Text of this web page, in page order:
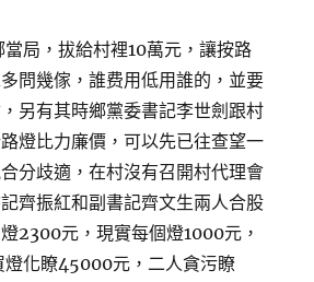
局，拔給村裡10萬元，讓按路
問幾傢，誰费用低用誰的，並要
另有其時鄉黨委書記李世劍跟村
燈比力廉價，可以先已往查望一
分歧適，在村沒有召開村代理會
齊振紅和副書記齊文生兩人合股
2300元，現實每個燈1000元，
燈化瞭45000元，二人貪污瞭